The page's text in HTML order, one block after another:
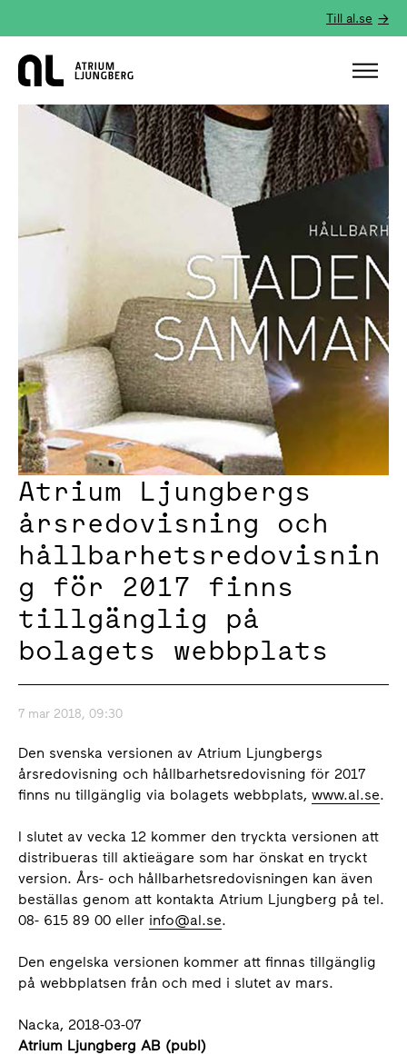
Till al.se
Hem
Atrium Ljungbergs
årsredovisning och
hållbarhetsredovisnin
g för 2017 finns
tillgänglig på
bolagets webbplats
7 mar 2018, 09:30
Den svenska versionen av Atrium Ljungbergs
årsredovisning och hållbarhetsredovisning för 2017
finns nu tillgänglig via bolagets webbplats, www.al.se.
I slutet av vecka 12 kommer den tryckta versionen att
distribueras till aktieägare som har önskat en tryckt
version. Års- och hållbarhetsredovisningen kan även
beställas genom att kontakta Atrium Ljungberg på tel.
08- 615 89 00 eller info@al.se.
Den engelska versionen kommer att finnas tillgänglig
på webbplatsen från och med i slutet av mars.
Nacka, 2018-03-07
Atrium Ljungberg AB (publ)